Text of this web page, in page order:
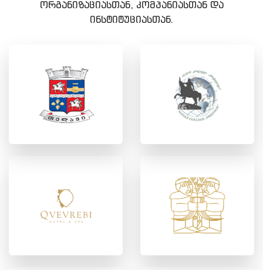
ორგანიზაციასთან, კომპანიასთან და
ინსტიტუციასთან.